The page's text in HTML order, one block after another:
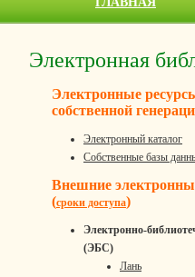
Электронная
Электронные
собственной
Электронный каталог
Собственные базы
Внешние
(сроки доступа)
Электронно-
(ЭБС)
Лань